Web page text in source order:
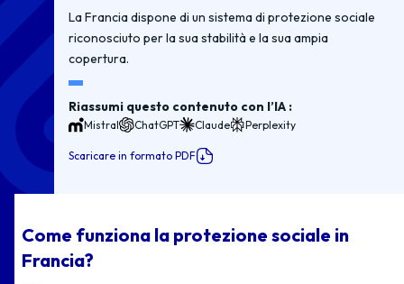
La Francia dispone di un sistema di protezione sociale
riconosciuto per la sua stabilità e la sua ampia
copertura.
Riassumi questo contenuto con l’IA :
Mistral ChatGPT Claude Perplexity
Scaricare in formato PDF
Come funziona la protezione sociale in
Francia?